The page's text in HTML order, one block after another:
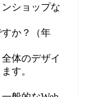
ショップな
か？（年
体のデザイ
す。